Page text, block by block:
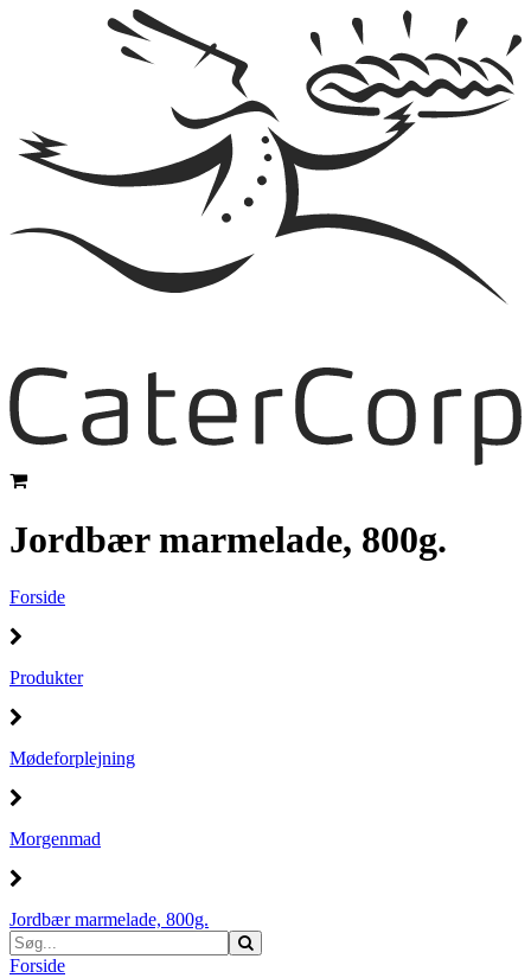
Jordbær marmelade, 800g.
Forside
Produkter
Mødeforplejning
Morgenmad
Jordbær marmelade, 800g.
Forside